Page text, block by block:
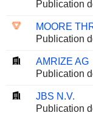
Publication
Publication
AMRIZE AG
Publication
JBS N.V.
Publication